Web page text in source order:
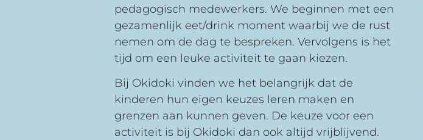
pedagogisch medewerkers. We beginnen met een
gezamenlijk eet/drink moment waarbij we de rust
nemen om de dag te bespreken. Vervolgens is het
tijd om een leuke activiteit te gaan kiezen.
Bij Okidoki vinden we het belangrijk dat de
kinderen hun eigen keuzes leren maken en
grenzen aan kunnen geven. De keuze voor een
activiteit is bij Okidoki dan ook altijd vrijblijvend.